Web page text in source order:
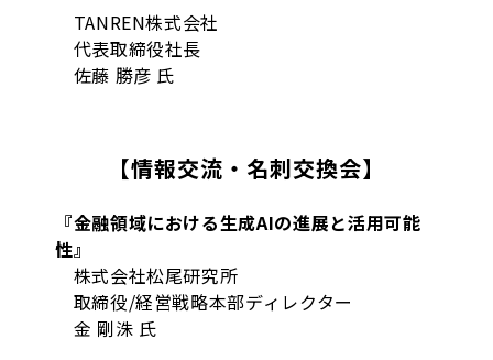
TANREN株式会社
代表取締役社長
佐藤 勝彦 氏
【情報交流・名刺交換会】
『金融領域における生成AIの進展と活用可能
性』
株式会社松尾研究所
取締役/経営戦略本部ディレクター
金 剛洙 氏